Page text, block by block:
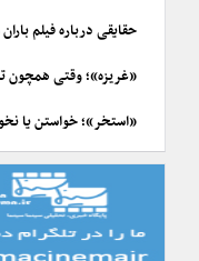
حقایقی درباره فیلم
«غریزه»؛ وقتی همچون
«استخر»؛ خواستن یا